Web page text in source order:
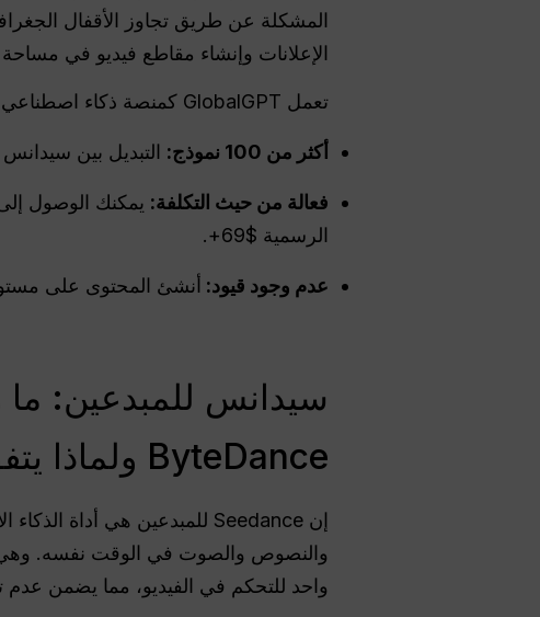
المشكلة عن طريق تجاوز الأقفال
الإعلانات وإنشاء مقاطع فيديو في
تعمل GlobalGPT كمنصة ذكاء اصطناعي متكاملة على تبسيط سير عملك:
أكثر من 100 نموذج: التبديل بين سيدانس 2.0,
فعالة من حيث التكلفة:
الرسمية $69+.
عدم وجود قيود: أنشئ المحتوى على
سيدانس للمبدعين: ما
ByteDance ولماذا يتفوق على المنافسين؟
واحد للتحكم في الفيديو، مما يضمن